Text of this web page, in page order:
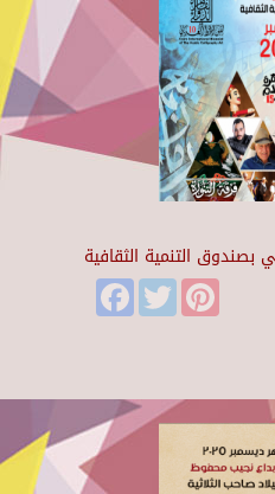
بصندوق التنمية الثقافية
FacebookTwitter